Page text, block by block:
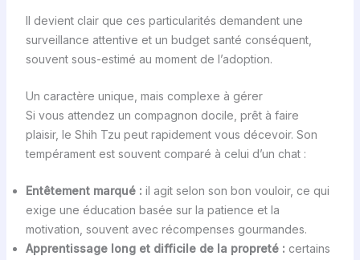
Il devient clair que ces particularités demandent une
surveillance attentive et un budget santé conséquent,
souvent sous-estimé au moment de l’adoption.
Un caractère unique, mais complexe à gérer
Si vous attendez un compagnon docile, prêt à faire
plaisir, le Shih Tzu peut rapidement vous décevoir. Son
tempérament est souvent comparé à celui d’un chat :
Entêtement marqué : il agit selon son bon vouloir, ce qui
exige une éducation basée sur la patience et la
motivation, souvent avec récompenses gourmandes.
Apprentissage long et difficile de la propreté : certains